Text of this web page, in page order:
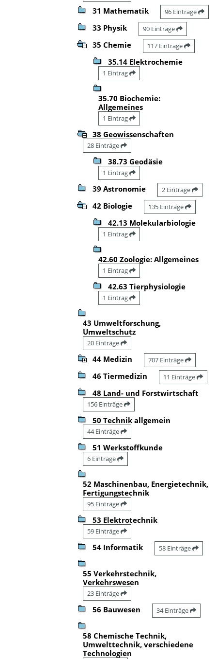
31 Mathematik 96 Einträge
33 Physik 90 Einträge
35 Chemie 117 Einträge
35.14 Elektrochemie
1 Eintrag
35.70 Biochemie:
Allgemeines
1 Eintrag
38 Geowissenschaften
28 Einträge
38.73 Geodäsie
1 Eintrag
39 Astronomie 2 Einträge
42 Biologie 135 Einträge
42.13 Molekularbiologie
1 Eintrag
42.60 Zoologie: Allgemeines
1 Eintrag
42.63 Tierphysiologie
1 Eintrag
43 Umweltforschung,
Umweltschutz
20 Einträge
44 Medizin 707 Einträge
46 Tiermedizin 11 Einträge
48 Land- und Forstwirtschaft
156 Einträge
50 Technik allgemein
44 Einträge
51 Werkstoffkunde
6 Einträge
52 Maschinenbau, Energietechnik,
Fertigungstechnik
95 Einträge
53 Elektrotechnik
59 Einträge
54 Informatik 58 Einträge
55 Verkehrstechnik,
Verkehrswesen
23 Einträge
56 Bauwesen 34 Einträge
58 Chemische Technik,
Umwelttechnik, verschiedene
Technologien